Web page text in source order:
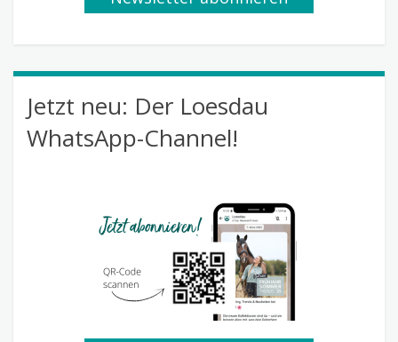
Jetzt neu: Der Loesdau
WhatsApp-Channel!